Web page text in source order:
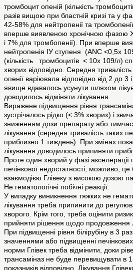
тромбоцит опеній (кількість
разів вищою при бластній кризі та у
42-58% для нейтропенії та
вперше виявленою хронічною фазою
і 7% для тромбопенії). При вперше
нейтропенія ІУ ступеня (ANC <0,5х
(кількість тромбоцитів < 10х 109/л)
хворих відповідно. Середня
опенії варіювала відповідно від 2 до 3
явище вдавалось усунути шляхом
доводилось відміняти лікування.
Виражене підвищення рівня
зустрічалось рідко (< 3% хворих) і
зниженням дози препарату або
лікування (середня тривалість таких
приблизно 1 тиждень). При змінах
лікування доводилось припиняти
Проте один хворий у фазі акселерації
печінкової недостатності; можливо, це
взаємодією Глівеку з високою дозою
Не гематологічні побічні реакції.
У випадку виникнення тяжких не
лікування треба припинити до
хворого. Крім того, треба оцінити
прийняти рішення щодо продовження
При підвищенні рівня білірубіну в 3
значеннями або підвищенні
норми Глівек треба відмінити, доки
трансаміназ не буде перевищувати в
показників відповідно. Лікування